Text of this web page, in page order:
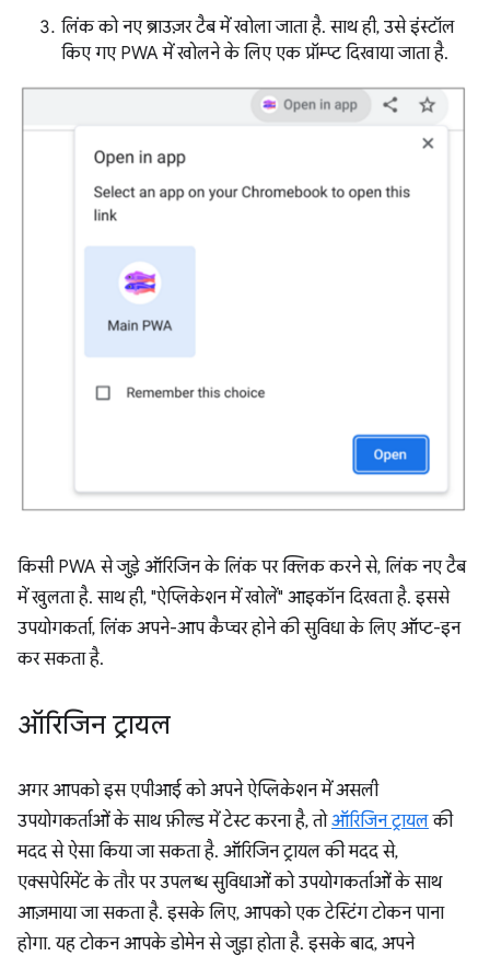
लिंक को नए ब्राउज़र टैब में खोला जाता है. साथ ही, उसे इंस्टॉल
किए गए PWA में खोलने के लिए एक प्रॉम्प्ट दिखाया जाता है.
किसी PWA से जुड़े ऑरिजिन के लिंक पर क्लिक करने से, लिंक नए टैब
में खुलता है. साथ ही, "ऐप्लिकेशन में खोलें" आइकॉन दिखता है. इससे
उपयोगकर्ता, लिंक अपने-आप कैप्चर होने की सुविधा के लिए ऑप्ट-इन
कर सकता है.
ऑरिजिन ट्रायल
अगर आपको इस एपीआई को अपने ऐप्लिकेशन में असली
उपयोगकर्ताओं के साथ फ़ील्ड में टेस्ट करना है, तोऑरिजिन ट्रायलकी
मदद से ऐसा किया जा सकता है. ऑरिजिन ट्रायल की मदद से,
एक्सपेरिमेंट के तौर पर उपलब्ध सुविधाओं को उपयोगकर्ताओं के साथ
आज़माया जा सकता है. इसके लिए, आपको एक टेस्टिंग टोकन पाना
होगा. यह टोकन आपके डोमेन से जुड़ा होता है. इसके बाद, अपने